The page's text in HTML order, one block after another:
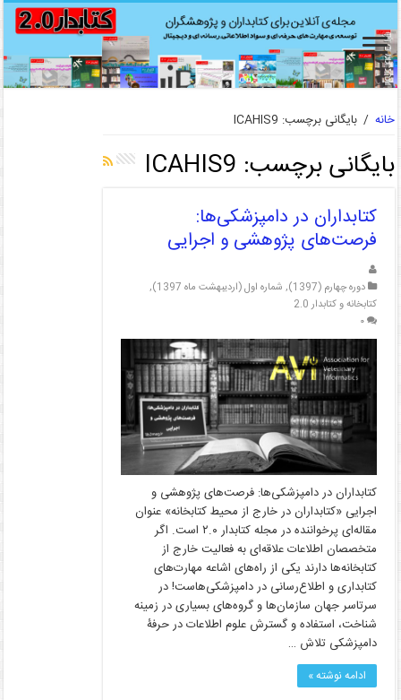
خانه / بایگانی برچسب: ICAHIS9
بایگانی برچسب: ICAHIS9
کتابداران در دامپزشکی‌ها:
فرصت‌های پژوهشی و اجرایی
دوره چهارم (1397) , شماره اول (اردیبهشت ماه 1397)
,
کتابخانه و کتابدار 2.0
۰
کتابداران در دامپزشکی‌ها: فرصت‌های پژوهشی و
اجرایی «کتابداران در خارج از محیط کتابخانه» عنوان
مقاله‌ای پرخواننده در مجله کتابدار ۲.۰ است. اگر
متخصصان اطلاعات علاقه‌ای به فعالیت خارج از
کتابخانه‌ها دارند یکی از راه‌های اشاعه مهارت‌های
کتابداری و اطلاع‌رسانی در دامپزشکی‌هاست! در
سرتاسر جهان سازمان‌ها و گروه‌های بسیاری در زمینه
شناخت، استفاده و گسترش علوم اطلاعات در حرفۀ
دامپزشکی تلاش …
ادامه نوشته »